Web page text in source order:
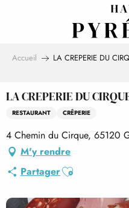
Accueil LA CREPERIE DU
LA CREPERIE DU
RESTAURANT CRÊPERIE
4 Chemin du Cirque, 65120
M'y rendre
PartagerAjouter aux favoris